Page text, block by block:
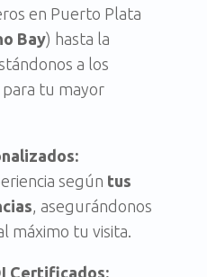
en Puerto Plata
Bay) hasta la
a los
tu mayor
según tus
, asegurándonos
máximo tu visita.
Certificados: